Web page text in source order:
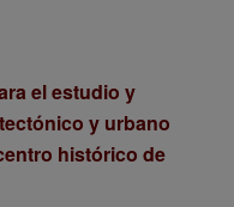
el estudio y
y urbano
histórico de